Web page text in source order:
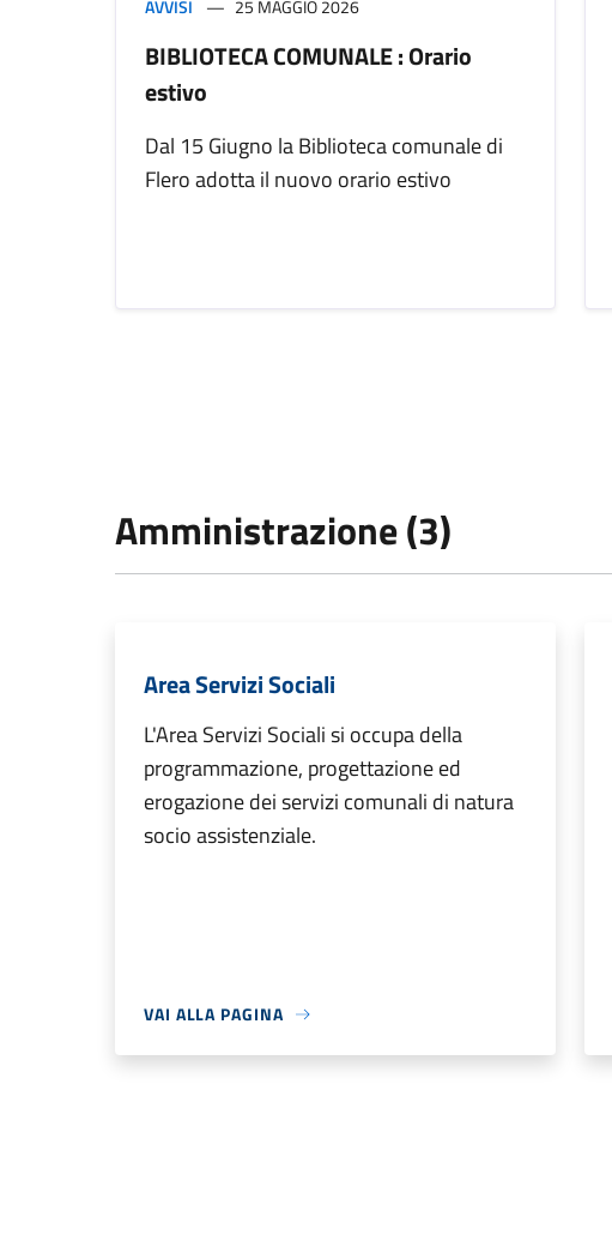
AVVISI 25 MAGGIO 2026
BIBLIOTECA COMUNALE : Orario
estivo
Dal 15 Giugno la Biblioteca comunale di
Flero adotta il nuovo orario estivo
Amministrazione (3)
Area Servizi Sociali
L'Area Servizi Sociali si occupa della
programmazione, progettazione ed
erogazione dei servizi comunali di natura
socio assistenziale.
VAI ALLA PAGINA